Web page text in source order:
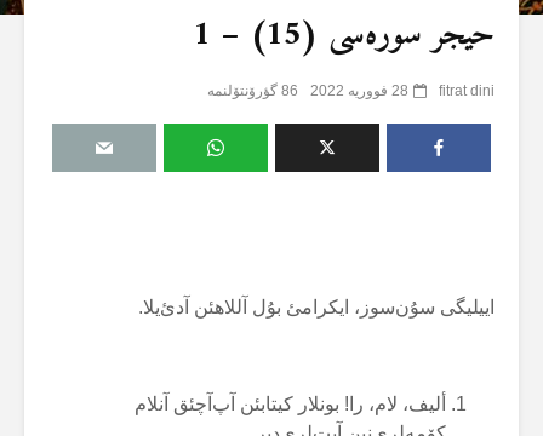
حیجر سورەسی (15) – 1
fitrat dini 28 فووریه 2022 86 گؤرۆنتۆلنمە
اییلیگی سۇن‌سوز، ایکرامئ بۇل آللاهئن آدئ‌یلا.
ألیف، لام، را! بونلار کیتابئن آپ‌آچئق آنلام